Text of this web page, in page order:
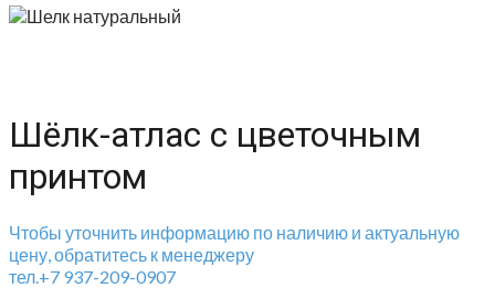
Шёлк-атлас с цветочным
принтом
Чтобы уточнить информацию по наличию и актуальную
цену, обратитесь к менеджеру
тел.+7 937-209-0907